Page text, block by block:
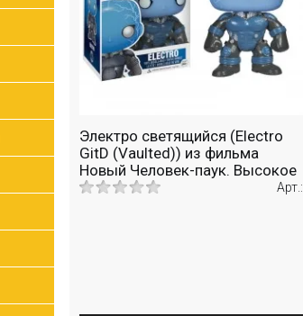
Электро светящийся (Electro
GitD (Vaulted)) из фильма
Новый Человек-паук. Высокое
напряжение
Арт.: